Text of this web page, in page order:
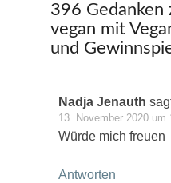
396 Gedanken
vegan mit
und
Nadja Jenauth
13. November 2020 um
Würde mich freuen
Antworten